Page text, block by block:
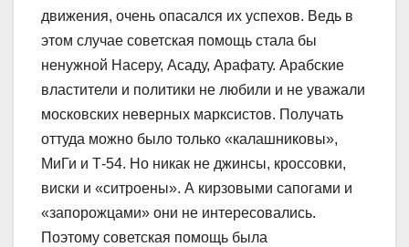
движения, очень опасался их успехов. Ведь в
этом случае советская помощь стала бы
ненужной Насеру, Асаду, Арафату. Арабские
властители и политики не любили и не уважали
московских неверных марксистов. Получать
оттуда можно было только «калашниковы»,
МиГи и Т-54. Но никак не джинсы, кроссовки,
виски и «ситроены». А кирзовыми сапогами и
«запорожцами» они не интересовались.
Поэтому советская помощь была